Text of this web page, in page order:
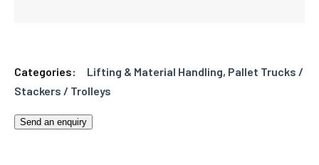
Categories: Lifting & Material Handling, Pallet Trucks /
Stackers / Trolleys
Send an enquiry